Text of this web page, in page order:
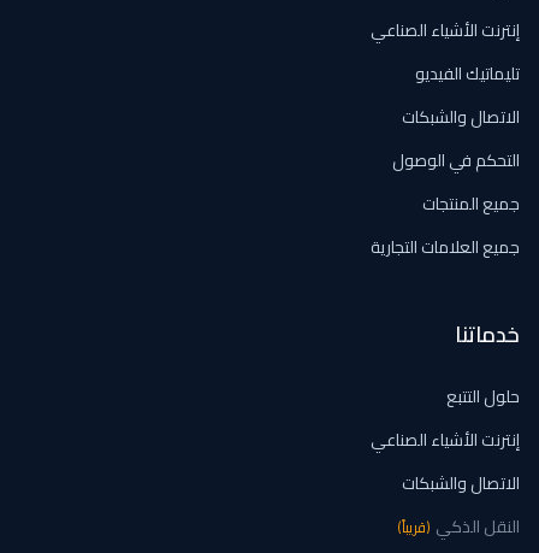
إنترنت الأشياء الصناعي
تليماتيك الفيديو
الاتصال والشبكات
التحكم في الوصول
جميع المنتجات
جميع العلامات التجارية
خدماتنا
حلول التتبع
إنترنت الأشياء الصناعي
الاتصال والشبكات
النقل الذكي (قريباً)